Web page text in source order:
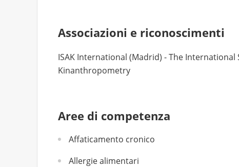
Associazioni e riconoscimenti
ISAK International (Madrid) - The
Kinanthropometry
Aree di competenza
Affaticamento cronico
Allergie alimentari